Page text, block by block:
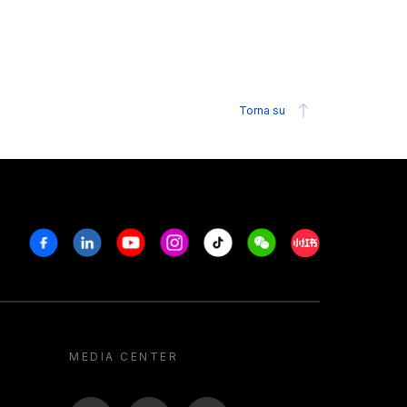
Torna su
FacebookLinkedinYoutubeInstagram
Tiktok WeechatXiaohongshu/
MEDIA CENTER